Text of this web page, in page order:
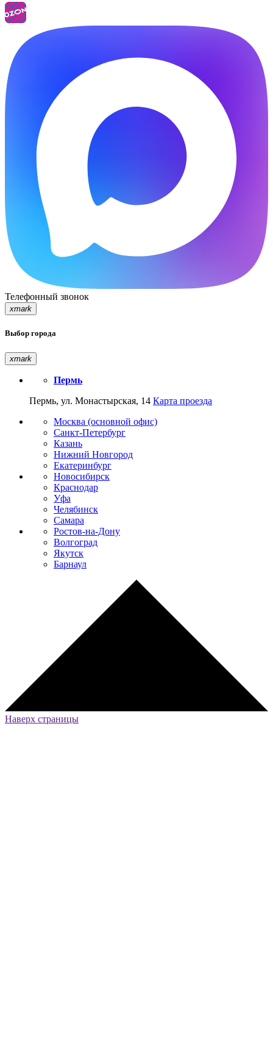
Телефонный звонок
xmark
Выбор города
xmark
Пермь
Пермь, ул. Монастырская, 14 Карта проезда
Москва (основной офис)
Санкт-Петербург
Казань
Нижний Новгород
Екатеринбург
Новосибирск
Краснодар
Уфа
Челябинск
Самара
Ростов-на-Дону
Волгоград
Якутск
Барнаул
Наверх страницы